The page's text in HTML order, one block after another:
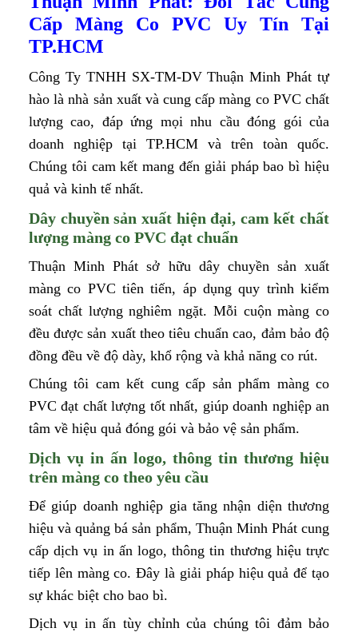
Cấp Màng Co PVC Uy Tín Tại
TP.HCM
Công Ty TNHH SX-TM-DV Thuận Minh Phát tự
hào là nhà sản xuất và cung cấp màng co PVC chất
lượng cao, đáp ứng mọi nhu cầu đóng gói của
doanh nghiệp tại TP.HCM và trên toàn quốc.
Chúng tôi cam kết mang đến giải pháp bao bì hiệu
quả và kinh tế nhất.
Dây chuyền sản xuất hiện đại, cam kết chất
lượng màng co PVC đạt chuẩn
Thuận Minh Phát sở hữu dây chuyền sản xuất
màng co PVC tiên tiến, áp dụng quy trình kiểm
soát chất lượng nghiêm ngặt. Mỗi cuộn màng co
đều được sản xuất theo tiêu chuẩn cao, đảm bảo độ
đồng đều về độ dày, khổ rộng và khả năng co rút.
Chúng tôi cam kết cung cấp sản phẩm màng co
PVC đạt chất lượng tốt nhất, giúp doanh nghiệp an
tâm về hiệu quả đóng gói và bảo vệ sản phẩm.
Dịch vụ in ấn logo, thông tin thương hiệu
trên màng co theo yêu cầu
Để giúp doanh nghiệp gia tăng nhận diện thương
hiệu và quảng bá sản phẩm, Thuận Minh Phát cung
cấp dịch vụ in ấn logo, thông tin thương hiệu trực
tiếp lên màng co. Đây là giải pháp hiệu quả để tạo
sự khác biệt cho bao bì.
Dịch vụ in ấn tùy chỉnh của chúng tôi đảm bảo